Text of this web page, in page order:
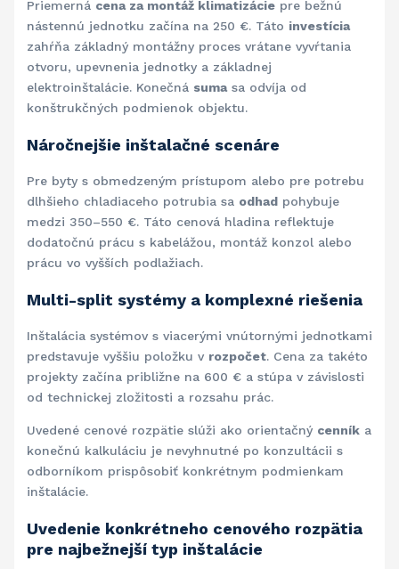
Priemerná cena za montáž klimatizáciepre bežnú
nástennú jednotku začína na 250 €. Táto investícia
zahŕňa základný montážny proces vrátane vyvŕtania
otvoru, upevnenia jednotky a základnej
elektroinštalácie. Konečná sumasa odvíja od
konštrukčných podmienok objektu.
Náročnejšie inštalačné scenáre
Pre byty s obmedzeným prístupom alebo pre potrebu
dlhšieho chladiaceho potrubia sa odhadpohybuje
medzi 350–550 €. Táto cenová hladina reflektuje
dodatočnú prácu s kabelážou, montáž konzol alebo
prácu vo vyšších podlažiach.
Multi-split systémy a komplexné riešenia
Inštalácia systémov s viacerými vnútornými jednotkami
predstavuje vyššiu položku v rozpočet. Cena za takéto
projekty začína približne na 600 € a stúpa v závislosti
od technickej zložitosti a rozsahu prác.
Uvedené cenové rozpätie slúži ako orientačný cenníka
konečnú kalkuláciu je nevyhnutné po konzultácii s
odborníkom prispôsobiť konkrétnym podmienkam
inštalácie.
Uvedenie konkrétneho cenového rozpätia
pre najbežnejší typ inštalácie